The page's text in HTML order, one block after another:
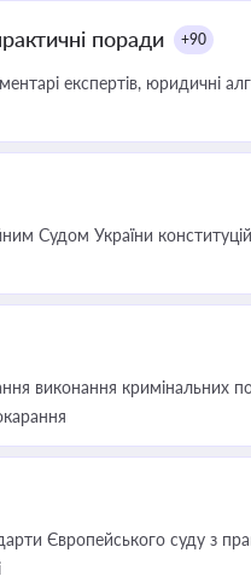
поради +90
експертів, юридичні
Судом України
виконання кримінальних
Європейського суду з